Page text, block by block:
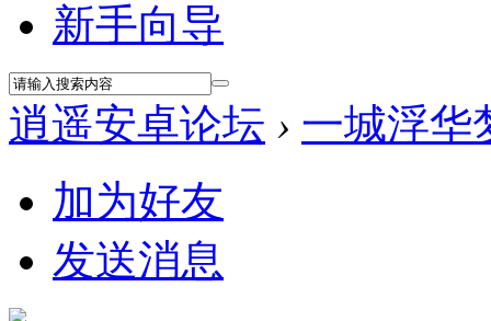
新手向导
逍遥安卓论坛 › 一城浮华
加为好友
发送消息